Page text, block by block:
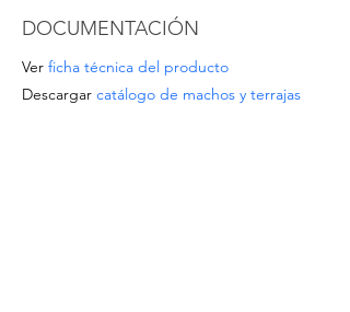
DOCUMENTACIÓN
Ver ficha técnica del producto
Descargar catálogo de machos y terrajas